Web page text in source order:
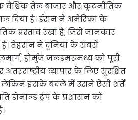
वैश्विक तेल बाजार और कूटनीतिक
दिया है। ईरान ने अमेरिका के
प्रस्ताव रखा है, जिसे जानकार
हैं। तेहरान ने दुनिया के सबसे
होर्मुज जलडमरूमध्य को पूरी
व्यापार के लिए सुरक्षित
लेकिन इसके बदले में उसने ऐसी शर्तें
डोनाल्ड ट्रंप के प्रशासन को